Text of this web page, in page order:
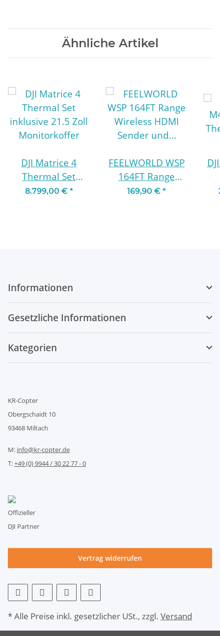
Ähnliche Artikel
DJI Matrice 4
Thermal Set
inklusive 21.5 Zoll
8.799,00 € *
FEELWORLD WSP
164FT Range
Wireless HDMI
169,90 € *
Informationen
Gesetzliche Informationen
Kategorien
KR-Copter
Obergschaidt 10
93468 Miltach
M: info@kr-copter.de
T:+49 (0) 9944 / 30 22 77 - 0
Offizieller
DJI Partner
Vertrag widerrufen
* Alle Preise inkl. gesetzlicher USt., zzgl. Versand